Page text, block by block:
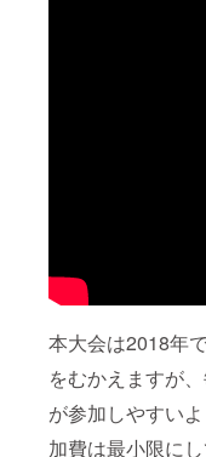
本大会は2018年
をむかえますが
が参加しやすい
加費は最小限に